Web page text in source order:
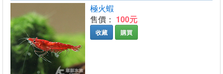
極火蝦
售價： 100元
收藏 購買